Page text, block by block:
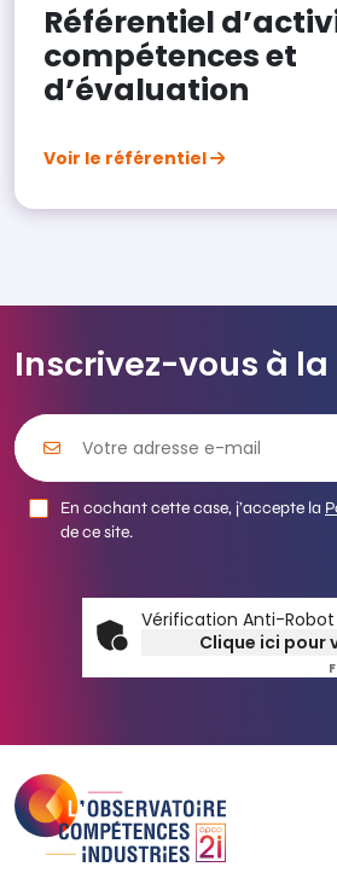
Référentiel
compétences et
d’évaluation
Voir le référentiel
Inscrivez-vous à
En cochant cette case, j’accepte la
de ce site.
Vérification Anti-Robot
Clique ici pour